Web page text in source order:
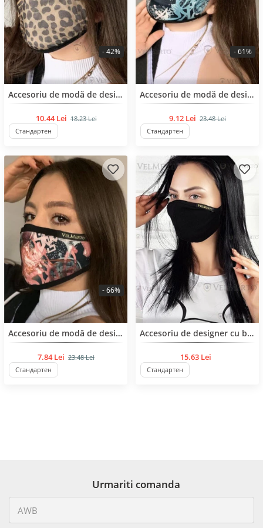
BESTSELLERAccesoriu de modă de designer cu imprimeu
10.44 Lei 18.23 Lei
- 42%
Стандартен
BESTSELLERAccesoriu de modă de designer cu imprimeu
9.12 Lei 23.48 Lei
- 61%
Стандартен
BESTSELLERAccesoriu de modă de designer cu imprimeu
7.84 Lei 23.48 Lei
- 66%
Стандартен
BESTSELLERAccesoriu de designer cu buzunar interior, conceput pentru filtru sau tifon.Confectionat din organ de inalta calitate
15.63 Lei
Стандартен
Urmariti comanda